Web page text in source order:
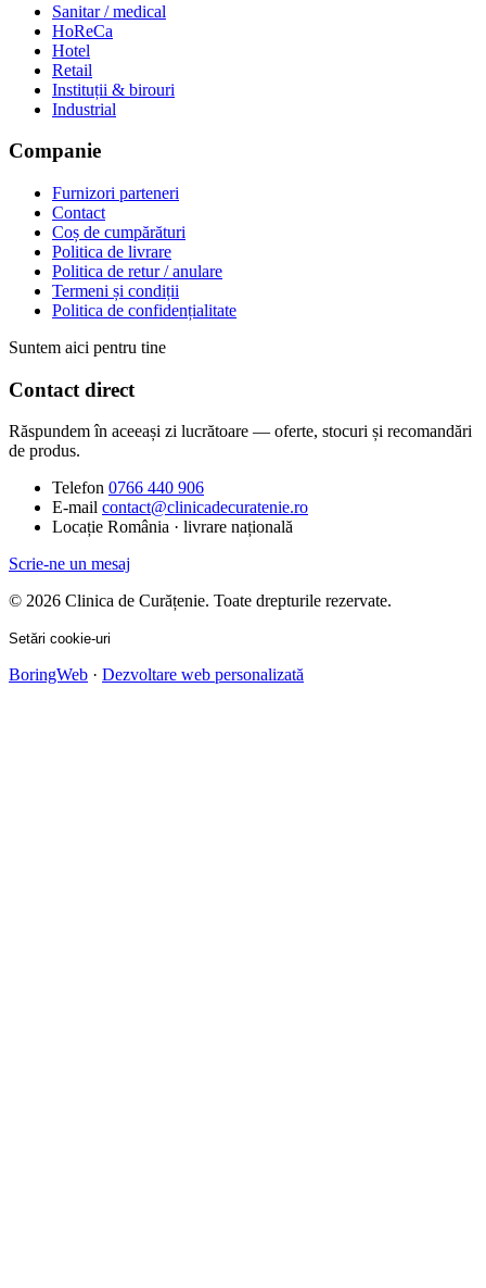
Sanitar / medical
HoReCa
Hotel
Retail
Instituții & birouri
Industrial
Companie
Furnizori parteneri
Contact
Coș de cumpărături
Politica de livrare
Politica de retur / anulare
Termeni și condiții
Politica de confidențialitate
Suntem aici pentru tine
Contact direct
Răspundem în aceeași zi lucrătoare — oferte, stocuri și recomandări
de produs.
Telefon 0766 440 906
E-mail contact@clinicadecuratenie.ro
Locație România · livrare națională
Scrie-ne un mesaj
© 2026 Clinica de Curățenie. Toate drepturile rezervate.
Setări cookie-uri
BoringWeb · Dezvoltare web personalizată